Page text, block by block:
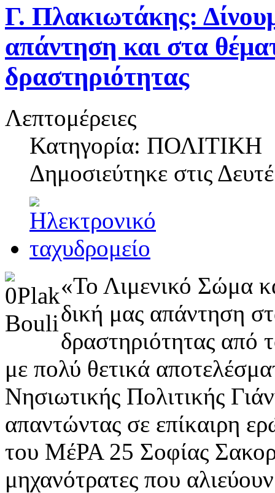
Γ. Πλακιωτάκης:
απάντηση και στα
δραστηριότητας
Λεπτομέρειες
Κατηγορία: ΠΟΛΙΤΙΚΗ
Δημοσιεύτηκε στις
«Το Λιμενικό Σώμα
δική μας απάντηση
δραστηριότητας από
με πολύ θετικά
Νησιωτικής Πολιτικής
απαντώντας σε επίκαιρη
του ΜέΡΑ 25 Σοφίας
μηχανότρατες που